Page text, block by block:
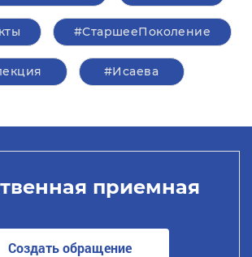
#СтаршееПоколение
#Исаева
приемная
Создать обращение